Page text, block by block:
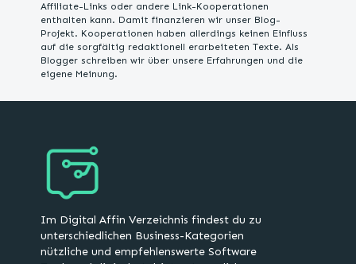
Affiliate-Links oder andere Link-Kooperationen
enthalten kann. Damit finanzieren wir unser Blog-
Projekt. Kooperationen haben allerdings keinen Einfluss
auf die sorgfältig redaktionell erarbeiteten Texte. Als
Blogger schreiben wir über unsere Erfahrungen und die
eigene Meinung.
Im Digital Affin Verzeichnis findest du zu
unterschiedlichen Business-Kategorien
nützliche und empfehlenswerte Software